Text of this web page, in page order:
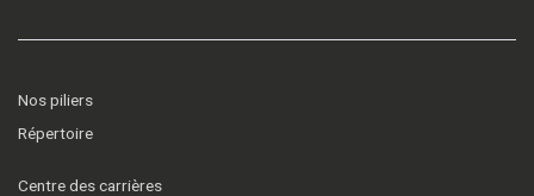
Nos piliers
Répertoire
Centre des carrières